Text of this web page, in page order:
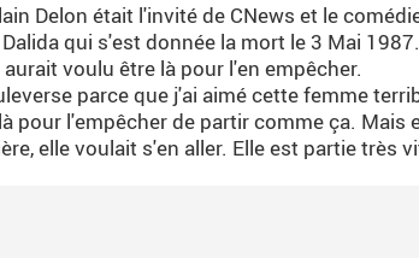
Delon était l'invité de CNews et le
qui s'est donnée la mort le 3 Mai
voulu être là pour l'en empêcher.
parce que j'ai aimé cette femme
pour l'empêcher de partir comme ça. Mais
elle voulait s'en aller. Elle est partie très